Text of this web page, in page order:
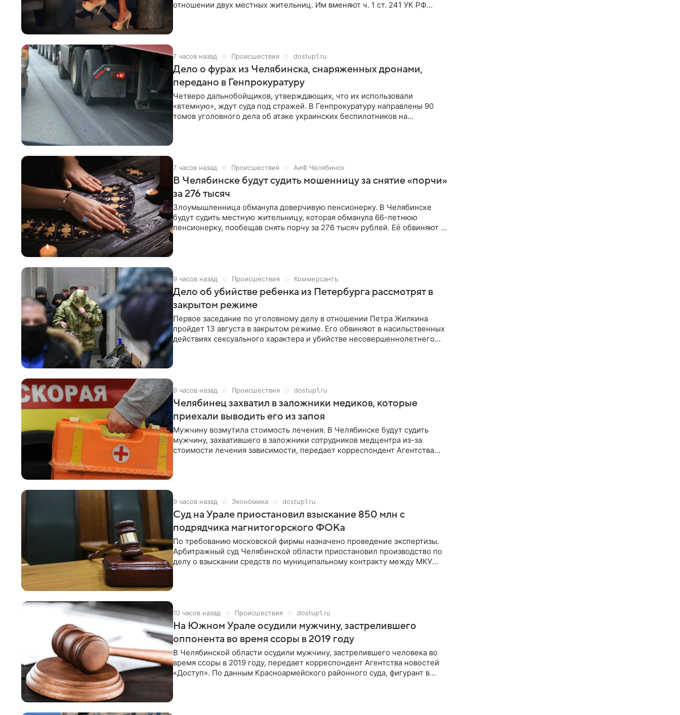
отношении двух местных жительниц. Им вменяют ч. 1 ст. 241 УК РФ
7 часов назад Происшествия dostup1.ru
Дело о фурах из Челябинска, снаряженных дронами,
передано в Генпрокуратуру
Четверо дальнобойщиков, утверждающих, что их использовали
«втемную», ждут суда под стражей. В Генпрокуратуру направлены 90
томов уголовного дела об атаке украинских беспилотников на
7 часов назад Происшествия АиФ Челябинск
В Челябинске будут судить мошенницу за снятие «порчи»
за 276 тысяч
Злоумышленница обманула доверчивую пенсионерку. В Челябинске
будут судить местную жительницу, которая обманула 66-летнюю
пенсионерку, пообещав снять порчу за 276 тысяч рублей. Её обвиняют в
9 часов назад Происшествия Коммерсантъ
Дело об убийстве ребенка из Петербурга рассмотрят в
закрытом режиме
Первое заседание по уголовному делу в отношении Петра Жилкина
пройдет 13 августа в закрытом режиме. Его обвиняют в насильственных
действиях сексуального характера и убийстве несовершеннолетнего
9 часов назад Происшествия dostup1.ru
Челябинец захватил в заложники медиков, которые
приехали выводить его из запоя
Мужчину возмутила стоимость лечения. В Челябинске будут судить
мужчину, захватившего в заложники сотрудников медцентра из-за
стоимости лечения зависимости, передает корреспондент Агентства
9 часов назад Экономика dostup1.ru
Суд на Урале приостановил взыскание 850 млн с
подрядчика магнитогорского ФОКа
По требованию московской фирмы назначено проведение экспертизы.
Арбитражный суд Челябинской области приостановил производство по
делу о взыскании средств по муниципальному контракту между МКУ
10 часов назад Происшествия dostup1.ru
На Южном Урале осудили мужчину, застрелившего
оппонента во время ссоры в 2019 году
В Челябинской области осудили мужчину, застрелившего человека во
время ссоры в 2019 году, передает корреспондент Агентства новостей
«Доступ». По данным Красноармейского районного суда, фигурант в